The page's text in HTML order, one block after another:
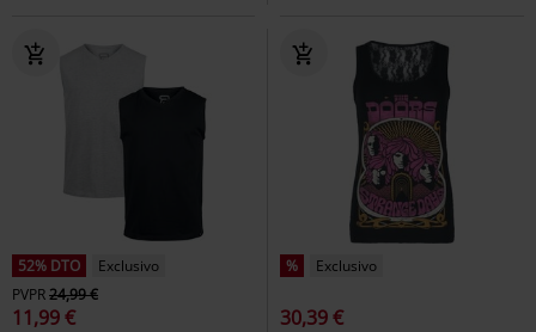
52% DTO
Exclusivo
PVPR24,99 €
11,99 €
% Exclusivo
30,39 €